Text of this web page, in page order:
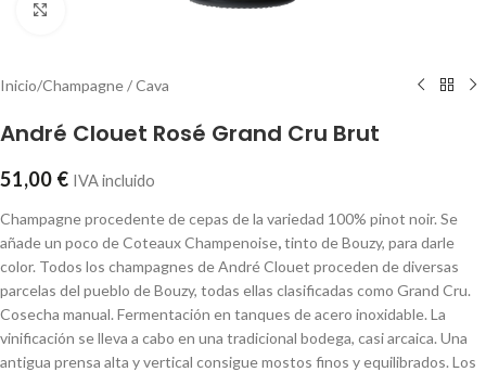
Inicio/Champagne / Cava
André Clouet Rosé Grand Cru Brut
51,00 € IVA incluido
Champagne procedente de cepas de la variedad 100% pinot noir. Se
añade un poco de Coteaux Champenoise,tinto de Bouzy, para darle
color. Todos los champagnes de André Clouet proceden de diversas
parcelas del pueblo de Bouzy, todas ellas clasificadas como Grand Cru.
Cosecha manual. Fermentación en tanques de acero inoxidable. La
vinificación se lleva a cabo en una tradicional bodega, casi arcaica. Una
antigua prensa alta y vertical consigue mostos finos y equilibrados. Los